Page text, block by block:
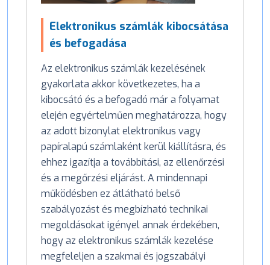
Elektronikus számlák kibocsátása
és befogadása
Az elektronikus számlák kezelésének
gyakorlata akkor következetes, ha a
kibocsátó és a befogadó már a folyamat
elején egyértelműen meghatározza, hogy
az adott bizonylat elektronikus vagy
papíralapú számlaként kerül kiállításra, és
ehhez igazítja a továbbítási, az ellenőrzési
és a megőrzési eljárást. A mindennapi
működésben ez átlátható belső
szabályozást és megbízható technikai
megoldásokat igényel annak érdekében,
hogy az elektronikus számlák kezelése
megfeleljen a szakmai és jogszabályi